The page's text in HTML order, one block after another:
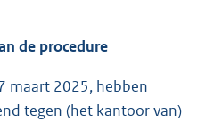
de procedure
maart 2025, hebben
tegen (het kantoor van)